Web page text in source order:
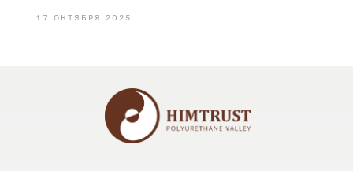
17 ОКТЯБРЯ 2025